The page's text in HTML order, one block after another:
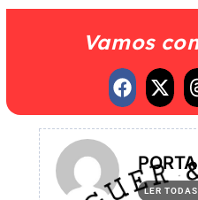
Vamos
LER